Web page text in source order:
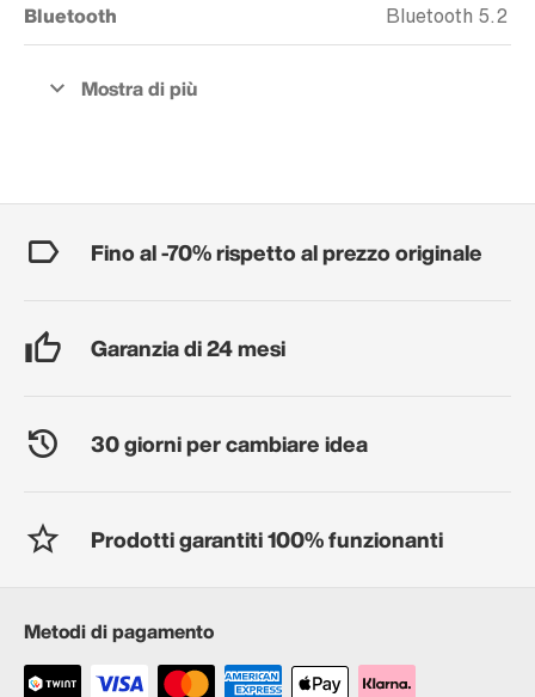
Bluetooth Bluetooth 5.2
Fino al -70% rispetto al prezzo originale
Garanzia di 24 mesi
30 giorni per cambiare idea
Prodotti garantiti 100% funzionanti
Metodi di pagamento